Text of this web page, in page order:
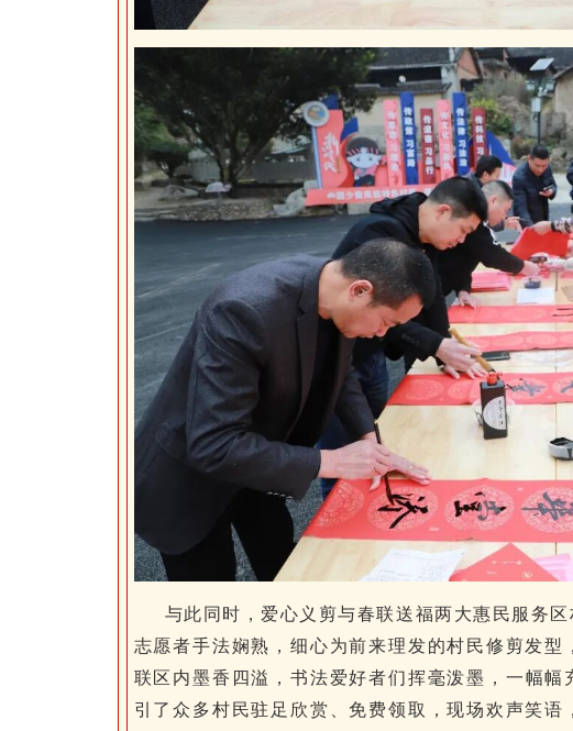
与此同时，爱心义剪与春联送福两大惠民服务
志愿者手法娴熟，细心为前来理发的村民修剪发
联区内墨香四溢，书法爱好者们挥毫泼墨，一幅幅
引了众多村民驻足欣赏、免费领取，现场欢声笑